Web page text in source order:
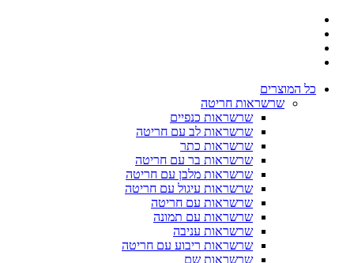
כל המוצרים
שרשראות חריטה
שרשראות כנפיים
שרשראות לב עם חריטה
שרשראות כתר
שרשראות בר עם חריטה
שרשראות מלבן עם חריטה
שרשראות עיגול עם חריטה
שרשראות עם חריטה
שרשראות עם תמונה
שרשראות עניבה
שרשראות ריבוע עם חריטה
שרשראות שם